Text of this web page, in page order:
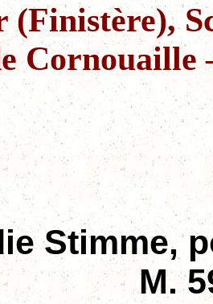
(Finistère),
Cornouaille
Stimme,
M.